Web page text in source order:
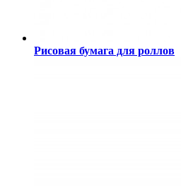
Рисовая бумага для роллов